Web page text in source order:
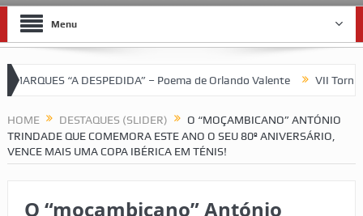
Menu
“A DESPEDIDA” – Poema de Orlando Valente VII Torneio das
HOME DESTAQUES (SLIDER)
O “MOÇAMBICANO” ANTÓNIO
TRINDADE QUE COMEMORA ESTE ANO O SEU 80º ANIVERSÁRIO,
VENCE MAIS UMA COPA IBÉRICA EM TÉNIS!
O “moçambicano” António